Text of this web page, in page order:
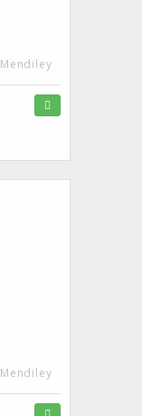
Mendiley
Mendiley